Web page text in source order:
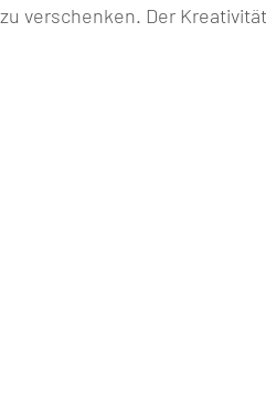
verschenken. Der